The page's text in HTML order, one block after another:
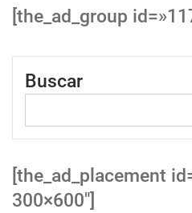
[the_ad_group
Buscar
[the_ad_placement
300×600″]